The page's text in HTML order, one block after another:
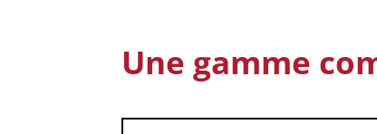
Une gamme